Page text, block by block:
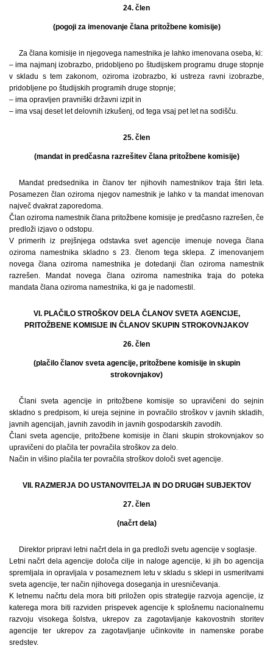
24. člen
(pogoji za imenovanje člana pritožbene komisije)
Za člana komisije in njegovega namestnika je lahko imenovana oseba, ki:
– ima najmanj izobrazbo, pridobljeno po študijskem programu druge stopnje
v skladu s tem zakonom, oziroma izobrazbo, ki ustreza ravni izobrazbe,
pridobljene po študijskih programih druge stopnje;
– ima opravljen pravniški državni izpit in
– ima vsaj deset let delovnih izkušenj, od tega vsaj pet let na sodišču.
25. člen
(mandat in predčasna razrešitev člana pritožbene komisije)
Mandat predsednika in članov ter njihovih namestnikov traja štiri leta.
Posamezen član oziroma njegov namestnik je lahko v ta mandat imenovan
največ dvakrat zaporedoma.
Član oziroma namestnik člana pritožbene komisije je predčasno razrešen, če
predloži izjavo o odstopu.
V primerih iz prejšnjega odstavka svet agencije imenuje novega člana
oziroma namestnika skladno s 23. členom tega sklepa. Z imenovanjem
novega člana oziroma namestnika je dotedanji član oziroma namestnik
razrešen. Mandat novega člana oziroma namestnika traja do poteka
mandata člana oziroma namestnika, ki ga je nadomestil.
VI. PLAČILO STROŠKOV DELA ČLANOV SVETA AGENCIJE,
PRITOŽBENE KOMISIJE IN ČLANOV SKUPIN STROKOVNJAKOV
26. člen
(plačilo članov sveta agencije, pritožbene komisije in skupin
strokovnjakov)
Člani sveta agencije in pritožbene komisije so upravičeni do sejnin
skladno s predpisom, ki ureja sejnine in povračilo stroškov v javnih skladih,
javnih agencijah, javnih zavodih in javnih gospodarskih zavodih.
Člani sveta agencije, pritožbene komisije in člani skupin strokovnjakov so
upravičeni do plačila ter povračila stroškov za delo.
Način in višino plačila ter povračila stroškov določi svet agencije.
VII. RAZMERJA DO USTANOVITELJA IN DO DRUGIH SUBJEKTOV
27. člen
(načrt dela)
Direktor pripravi letni načrt dela in ga predloži svetu agencije v soglasje.
Letni načrt dela agencije določa cilje in naloge agencije, ki jih bo agencija
spremljala in opravljala v posameznem letu v skladu s sklepi in usmeritvami
sveta agencije, ter način njihovega doseganja in uresničevanja.
K letnemu načrtu dela mora biti priložen opis strategije razvoja agencije, iz
katerega mora biti razviden prispevek agencije k splošnemu nacionalnemu
razvoju visokega šolstva, ukrepov za zagotavljanje kakovostnih storitev
agencije ter ukrepov za zagotavljanje učinkovite in namenske porabe
sredstev.